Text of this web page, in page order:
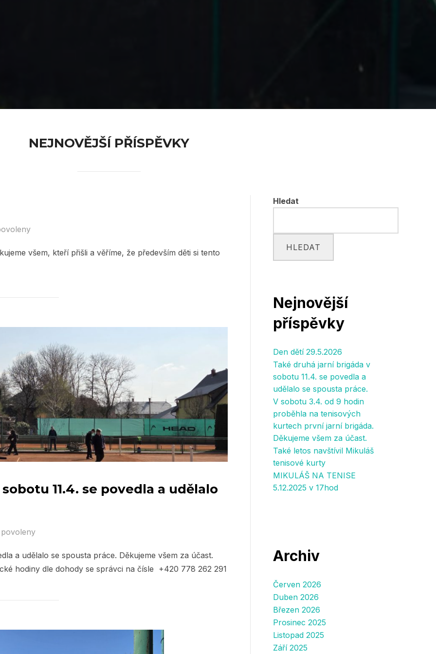
NEJNOVĚJŠÍ PŘÍSPĚVKY
všem, kteří přišli a věříme, že především děti si tento
11.4. se povedla a udělalo
a udělalo se spousta práce. Děkujeme všem za účast.
hodiny dle dohody se správci na čísle +420 778 262 291
Hledat
HLEDAT
Nejnovější
příspěvky
Den dětí 29.5.2026
Také druhá jarní brigáda v
sobotu 11.4. se povedla a
udělalo se spousta práce.
V sobotu 3.4. od 9 hodin
proběhla na tenisových
kurtech první jarní brigáda.
Děkujeme všem za účast.
Také letos navštívil Mikuláš
tenisové kurty
MIKULÁŠ NA TENISE
5.12.2025 v 17hod
Archiv
Červen 2026
Duben 2026
Březen 2026
Prosinec 2025
Listopad 2025
Září 2025